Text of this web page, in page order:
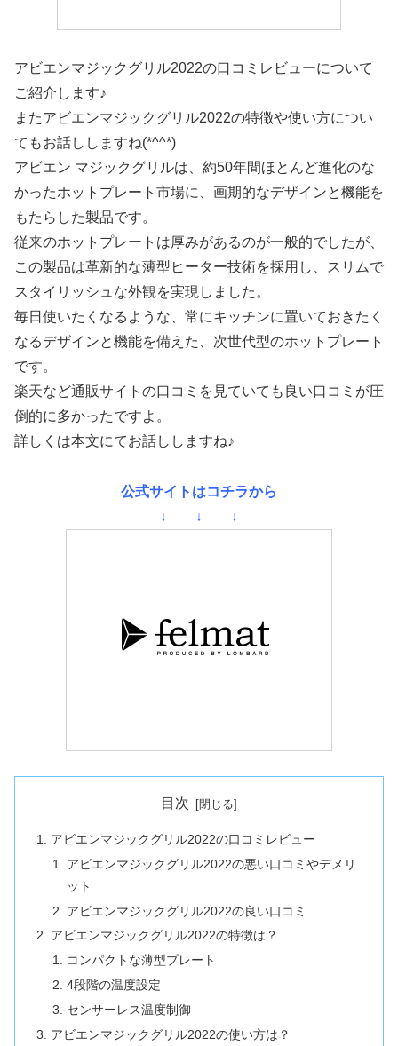
アビエンマジックグリル2022の口コミレビューについて
ご紹介します♪
またアビエンマジックグリル2022の特徴や使い方につい
てもお話ししますね(*^^*)
アビエン マジックグリルは、約50年間ほとんど進化のな
かったホットプレート市場に、画期的なデザインと機能を
もたらした製品です。
従来のホットプレートは厚みがあるのが一般的でしたが、
この製品は革新的な薄型ヒーター技術を採用し、スリムで
スタイリッシュな外観を実現しました。
毎日使いたくなるような、常にキッチンに置いておきたく
なるデザインと機能を備えた、次世代型のホットプレート
です。
楽天など通販サイトの口コミを見ていても良い口コミが圧
倒的に多かったですよ。
詳しくは本文にてお話ししますね♪
公式サイトはコチラから
↓ ↓ ↓
目次
アビエンマジックグリル2022の口コミレビュー
アビエンマジックグリル2022の悪い口コミやデメリ
ット
アビエンマジックグリル2022の良い口コミ
アビエンマジックグリル2022の特徴は？
コンパクトな薄型プレート
4段階の温度設定
センサーレス温度制御
アビエンマジックグリル2022の使い方は？